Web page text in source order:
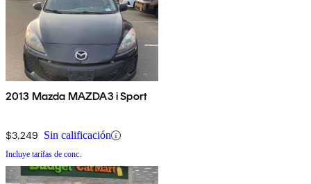
2013 Mazda MAZDA3 i Sport
$3,249 Sin calificación
Incluye tarifas de conc.